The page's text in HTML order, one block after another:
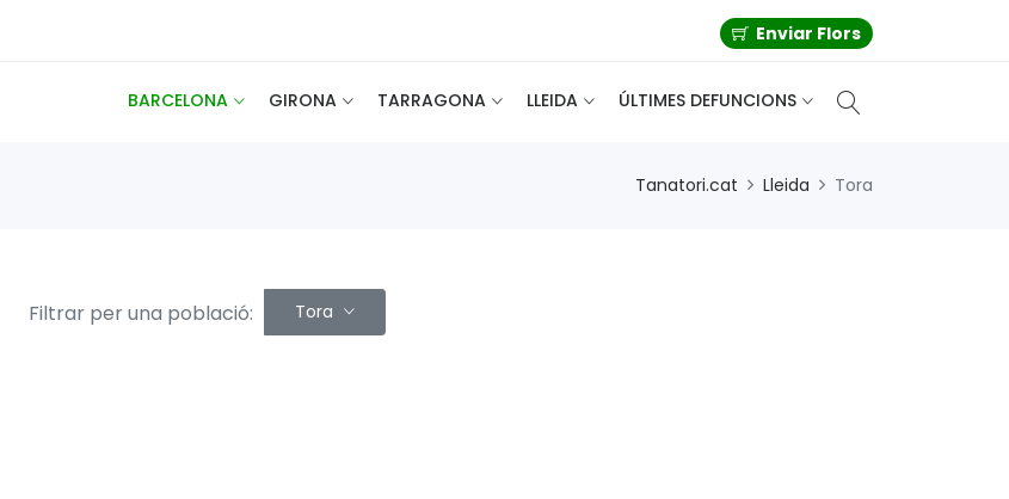
Enviar Flors
BARCELONA GIRONA TARRAGONA LLEIDA ÚLTIMES DEFUNCIONS
Tanatori.cat Lleida Tora
Filtrar per una població: Tora